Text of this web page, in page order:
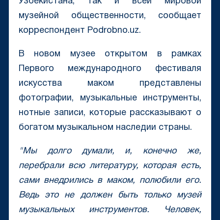
музейной общественности, сообщает
корреспондент Podrobno.uz.
В новом музее открытом в рамках
Первого международного фестиваля
искусства маком представлены
фотографии, музыкальные инструменты,
нотные записи, которые рассказывают о
богатом музыкальном наследии страны.
"Мы долго думали, и, конечно же,
перебрали всю литературу, которая есть,
сами внедрились в маком, полюбили его.
Ведь это не должен быть только музей
музыкальных инструментов. Человек,